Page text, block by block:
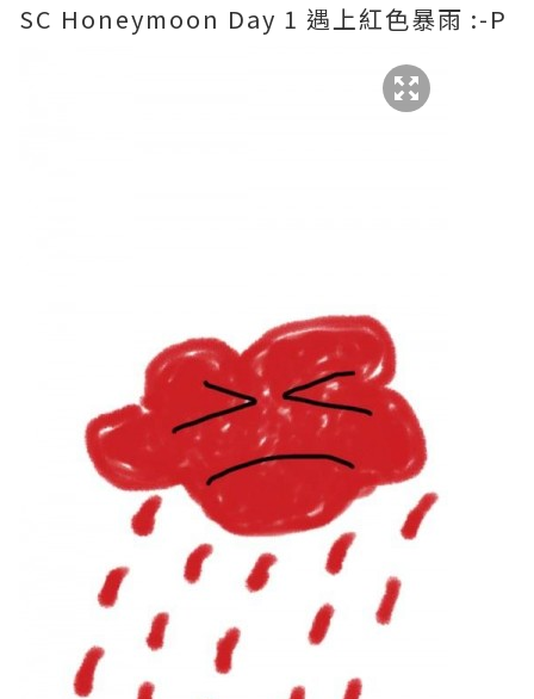
SC Honeymoon Day 1 遇上紅色暴雨 :-P